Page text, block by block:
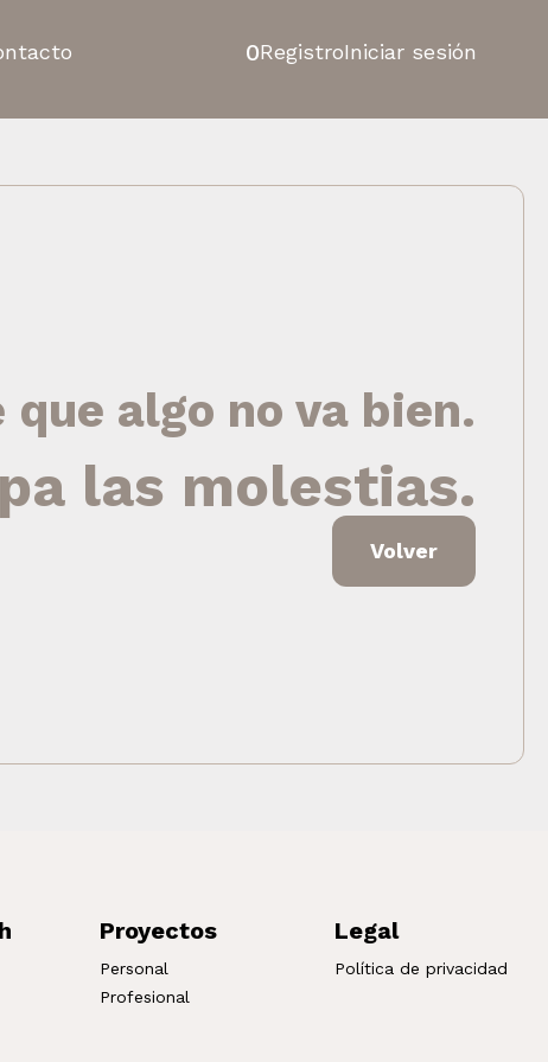
0RegistroIniciar sesión
que algo no va bien.
las molestias.
Volver
Proyectos
Personal
Profesional
Legal
Política de privacidad